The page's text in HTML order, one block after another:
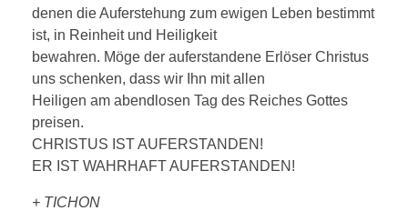
denen die Auferstehung zum ewigen Leben bestimmt
ist, in Reinheit und Heiligkeit
bewahren. Möge der auferstandene Erlöser Christus
uns schenken, dass wir Ihn mit allen
Heiligen am abendlosen Tag des Reiches Gottes
preisen.
CHRISTUS IST AUFERSTANDEN!
ER IST WAHRHAFT AUFERSTANDEN!
+ TICHON